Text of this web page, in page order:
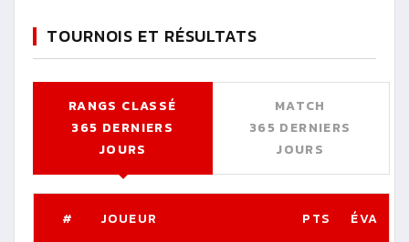
TOURNOIS ET RÉSULTATS
RANGS CLASSÉ
365 DERNIERS
JOURS
MATCH
365 DERNIERS
JOURS
# JOUEUR PTS ÉVA